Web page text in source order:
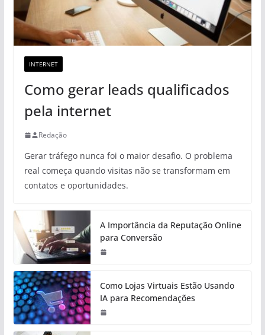
INTERNET
Como gerar leads qualificados
pela internet
Redação
Gerar tráfego nunca foi o maior desafio. O problema
real começa quando visitas não se transformam em
contatos e oportunidades.
A Importância da Reputação Online
para Conversão
Como Lojas Virtuais Estão Usando
IA para Recomendações